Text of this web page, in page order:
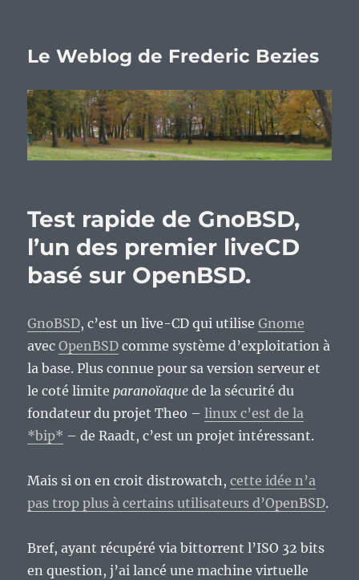
Le Weblog de Frederic Bezies
Test rapide de GnoBSD,
l’un des premier liveCD
basé sur OpenBSD.
GnoBSD, c’est un live-CD qui utiliseGnome
avecOpenBSD comme système d’exploitation à
la base. Plus connue pour sa version serveur et
le coté limiteparanoïaque de la sécurité du
fondateur du projet Theo –linux c’est de la
*bip* – de Raadt, c’est un projet intéressant.
Mais si on en croit distrowatch,cette idée n’a
pas trop plus à certains utilisateurs d’OpenBSD.
Bref, ayant récupéré via bittorrent l’ISO 32 bits
en question, j’ai lancé une machine virtuelle